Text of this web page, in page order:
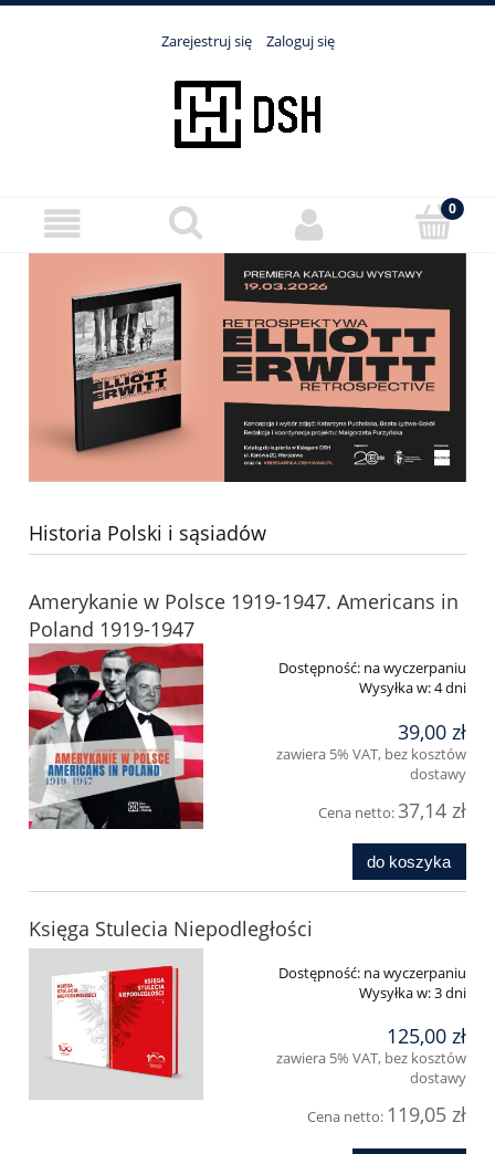
Zarejestruj się Zaloguj się
Historia Polski i sąsiadów
Amerykanie w Polsce 1919-1947. Americans in
Poland 1919-1947
Dostępność: na wyczerpaniu
Wysyłka w:4 dni
39,00 zł
zawiera 5% VAT, bez kosztów
dostawy
Cena netto:37,14 zł
do koszyka
Księga Stulecia Niepodległości
Dostępność: na wyczerpaniu
Wysyłka w:3 dni
125,00 zł
zawiera 5% VAT, bez kosztów
dostawy
Cena netto: 119,05 zł